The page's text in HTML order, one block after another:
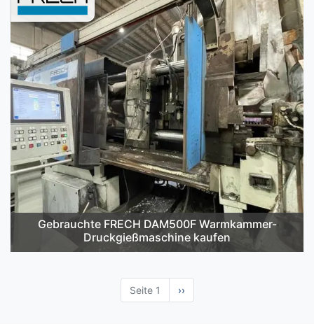
Gebrauchte FRECH DAM500F Warmkammer-
Druckgießmaschine kaufen
Seite 1
Nächste
Seite
››